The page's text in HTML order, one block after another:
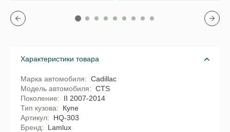
Характеристики товара
Марка автомобиля
Cadillac
Модель автомобиля
CTS
Поколение
II 2007-2014
Тип кузова
Купе
Артикул
HQ-303
Бренд
Lamlux